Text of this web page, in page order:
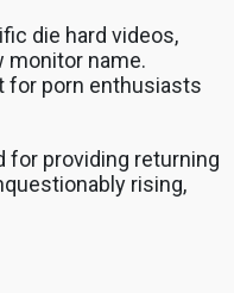
die hard videos,
monitor name.
for porn enthusiasts
for providing returning
rising,